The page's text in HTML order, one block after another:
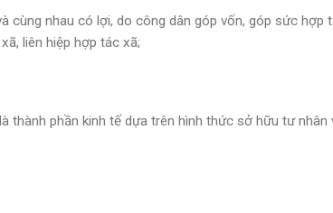
cùng nhau có lợi, do công dân góp vốn, góp sức hợp
liên hiệp hợp tác xã;
thành phần kinh tế dựa trên hình thức sở hữu tư nhân